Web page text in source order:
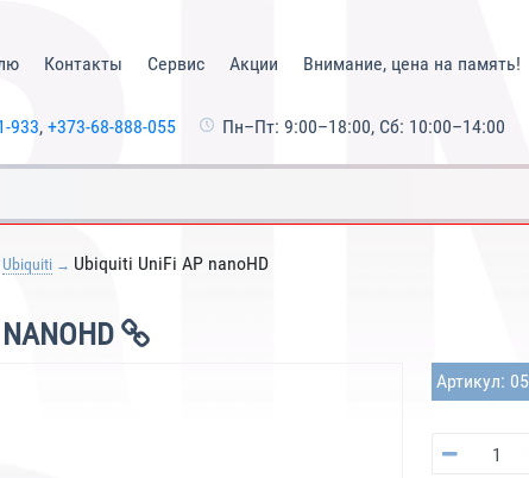
Контакты Сервис Акции Внимание, цена на память!
933, +373-68-888-055 Пн–Пт: 9:00–18:00, Сб: 10:00–14:00
Ubiquiti Ubiquiti UniFi AP nanoHD
Артикул: